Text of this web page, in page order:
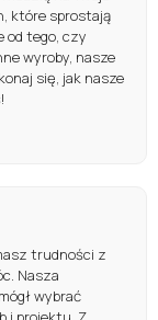
które sprostają
od tego, czy
wyroby, nasze
się, jak nasze
trudności z
Nasza
wybrać